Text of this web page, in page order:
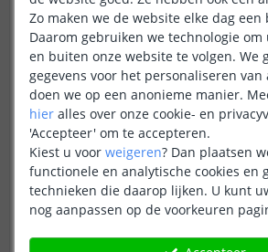
Zo maken we de website elke dag een
Daarom gebruiken we technologie
en buiten onze website te volgen. We
gegevens voor het personaliseren
doen we op een anonieme manier.
hier alles over onze cookie- en
'Accepteer' om te accepteren.
Kiest u voor weigeren? Dan plaatsen
functionele en analytische cookies en
technieken die daarop lijken. U kunt
nog aanpassen op de voorkeuren